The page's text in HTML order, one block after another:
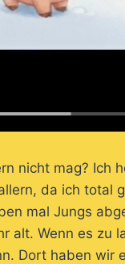
nicht mag? Ich
da ich total
mal Jungs
alt. Wenn es zu
Dort haben wir